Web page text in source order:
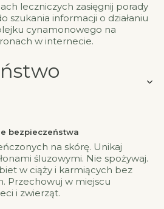
leczniczych zasięgnij porady
szukania informacji o działaniu
cynamonowego na
w internecie.
bezpieczeństwa
na skórę. Unikaj
śluzowymi. Nie spożywaj.
w ciąży i karmiących bez
Przechowuj w miejscu
i zwierząt.